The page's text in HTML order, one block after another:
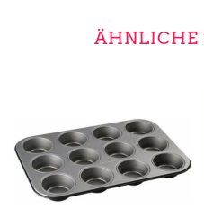
ÄHNLICHE